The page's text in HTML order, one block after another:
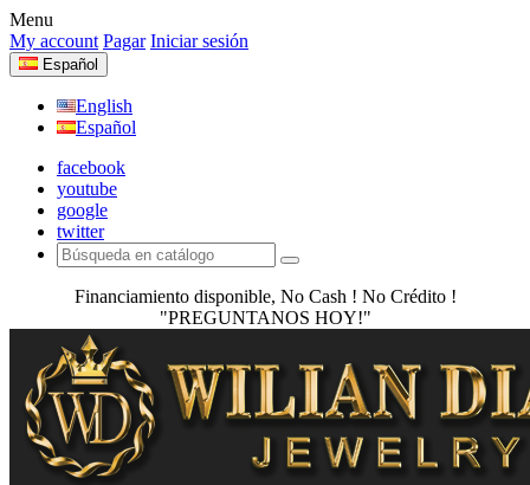
Menu
My account Pagar Iniciar sesión
Español
English
Español
facebook
youtube
google
twitter
Financiamiento disponible, No Cash ! No Crédito !
"PREGUNTANOS HOY!"